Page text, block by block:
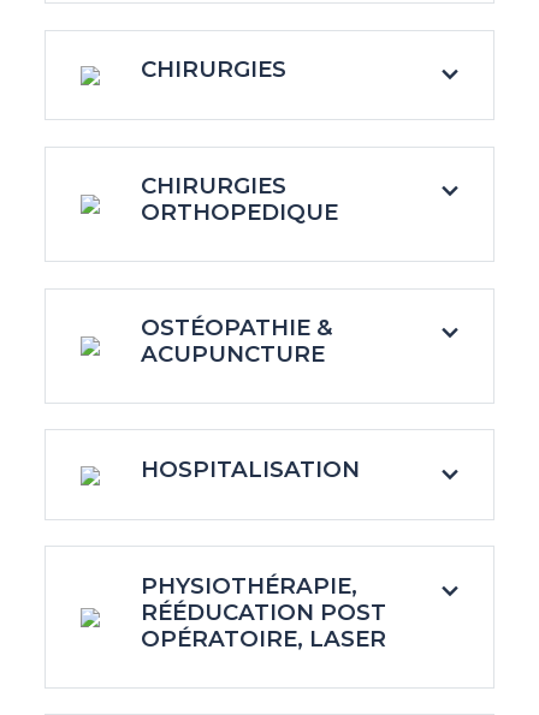
CHIRURGIES
CHIRURGIES
ORTHOPEDIQUE
OSTÉOPATHIE &
ACUPUNCTURE
HOSPITALISATION
PHYSIOTHÉRAPIE,
RÉÉDUCATION POST
OPÉRATOIRE, LASER